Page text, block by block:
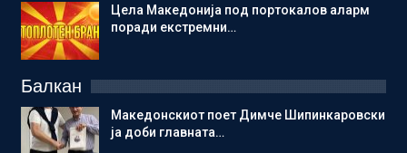
Цела Македонија под портокалов аларм
поради екстремни…
Балкан
Македонскиот поет Димче Шипинкаровски
ја доби главната…